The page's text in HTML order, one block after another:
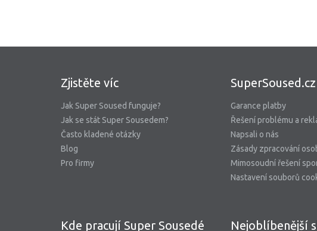
Zjistěte víc
Jak Super Soused funguje?
Jak se stát Super Sousedem?
Často kladené otázky
Blog
Pro firmy
SuperSoused.cz
Garance platby
Řešení problému a
Napsali o nás
Zásady zpracování
Mimosoudní řešení
Nastavení souborů
Kde pracují Super Sousedé Nejoblíbenější